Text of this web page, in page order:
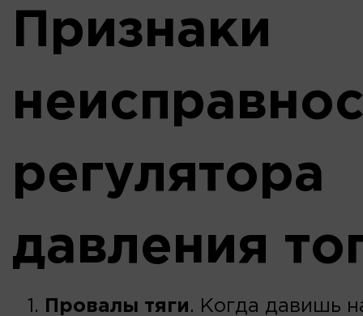
Признаки
регулятора
давления
Провалы тяги. Когда давишь